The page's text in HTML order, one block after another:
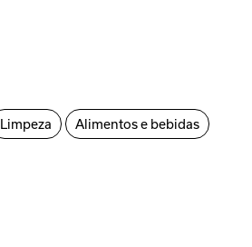
Limpeza Alimentos e bebidas